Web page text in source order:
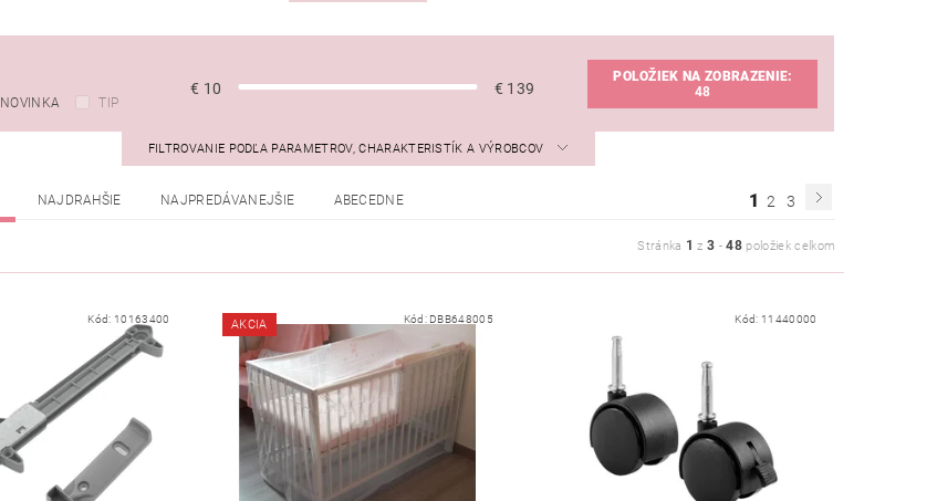
NOVINKA TIP
€ 10 € 139
POLOŽIEK NA ZOBRAZENIE:
48
FILTROVANIE PODĽA PARAMETROV, CHARAKTERISTÍK A VÝROBCOV
NAJDRAHŠIE NAJPREDÁVANEJŠIE ABECEDNE 1 2 3
Stránka 1 z3 -48 položiek celkom
Kód: 10163400 AKCIA Kód: DBB648005 Kód: 11440000